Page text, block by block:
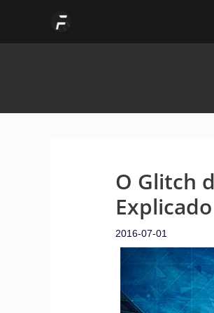
O Glitch
Explicado
2016-07-01